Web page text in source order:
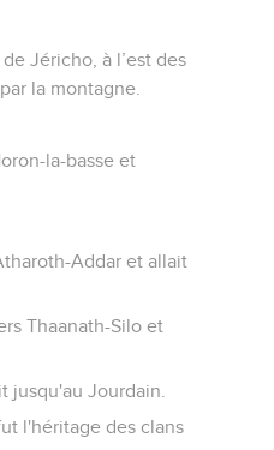
Jéricho, à l’est des
la montagne.
la-basse et
Addar et allait
Thaanath-Silo et
jusqu'au Jourdain.
l'héritage des clans